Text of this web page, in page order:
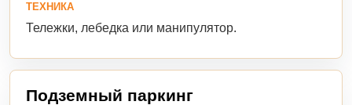
ТЕХНИКА
Тележки, лебедка или манипулятор.
Подземный паркинг